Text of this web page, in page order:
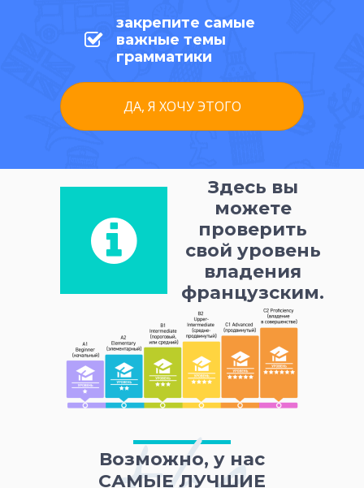
закрепите самые
важные темы
грамматики
ДА, Я ХОЧУ ЭТОГО
Здесь вы
можете
проверить
свой уровень
владения
французским.
Возможно, у нас
САМЫЕ ЛУЧШИЕ